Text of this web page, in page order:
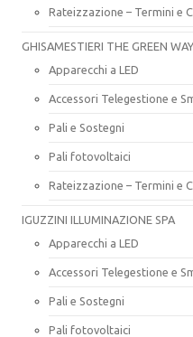
Rateizzazione – Termini e
GHISAMESTIERI THE GREEN
Apparecchi a LED
Accessori Telegestione e
Pali e Sostegni
Pali fotovoltaici
Rateizzazione – Termini e
IGUZZINI ILLUMINAZIONE SPA
Apparecchi a LED
Accessori Telegestione e
Pali e Sostegni
Pali fotovoltaici